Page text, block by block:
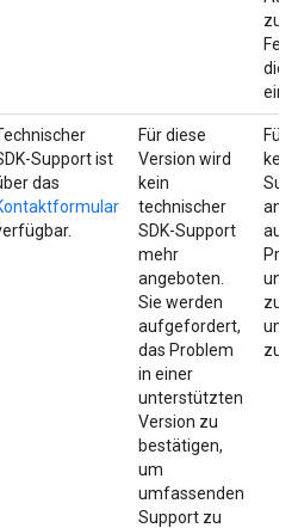
Support ist
das
Für diese
Version wird
kein
technischer
SDK-Support
mehr
angeboten.
Sie werden
aufgefordert,
das Problem
in einer
unterstützten
Version zu
bestätigen,
um
umfassenden
Support zu
Für
zu
zu